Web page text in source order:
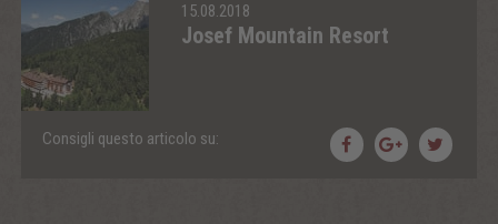
15.08.2018
Josef Mountain Resort
Consigli questo articolo su: